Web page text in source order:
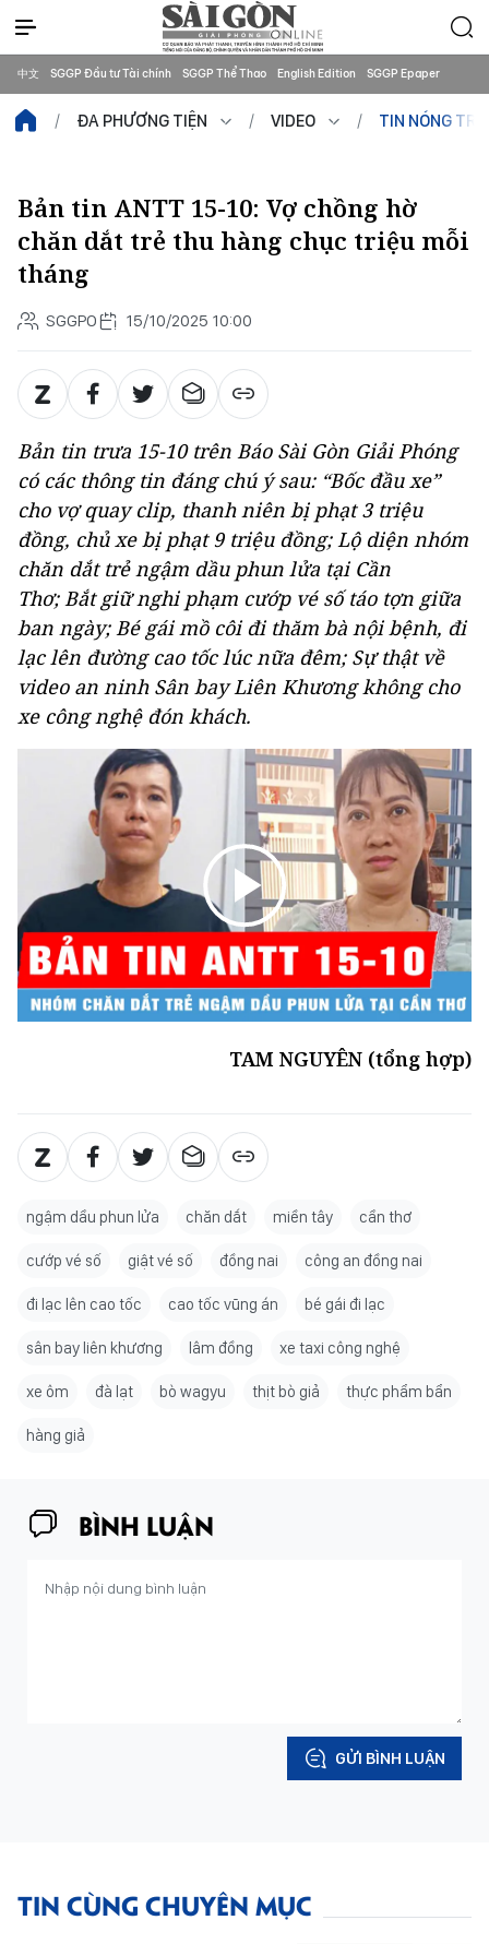
中文 SGGP Đầu tư Tài chính SGGP Thể Thao English Edition SGGP Epaper
ĐA PHƯƠNG TIỆN VIDEO TIN NÓNG
Bản tin ANTT 15-10: Vợ chồng hờ
chăn dắt trẻ thu hàng chục triệu mỗi
tháng
SGGPO 15/10/2025 10:00
Bản tin trưa 15-10 trên Báo Sài Gòn Giải Phóng
có các thông tin đáng chú ý sau: “Bốc đầu xe”
cho vợ quay clip, thanh niên bị phạt 3 triệu
đồng, chủ xe bị phạt 9 triệu đồng; Lộ diện nhóm
chăn dắt trẻ ngậm dầu phun lửa tại Cần
Thơ; Bắt giữ nghi phạm cướp vé số táo tợn giữa
ban ngày; Bé gái mồ côi đi thăm bà nội bệnh, đi
lạc lên đường cao tốc lúc nữa đêm; Sự thật về
video an ninh Sân bay Liên Khương không cho
xe công nghệ đón khách.
TAM NGUYÊN (tổng hợp)
ngậm dầu phun lửa chăn dắt miền tây cần thơ
cướp vé số giật vé số đồng nai công an đồng nai
đi lạc lên cao tốc cao tốc vũng án bé gái đi lạc
sân bay liên khương lâm đồng xe taxi công nghệ
xe ôm đà lạt bò wagyu thịt bò giả thực phẩm bẩn
hàng giả
BÌNH LUẬN
GỬI BÌNH LUẬN
TIN CÙNG CHUYÊN MỤC